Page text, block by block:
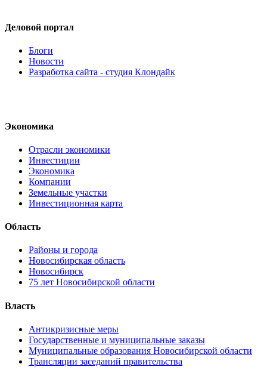
Деловой портал
Блоги
Новости
Разработка сайта - студия Клондайк
Экономика
Отрасли экономики
Инвестиции
Экономика
Компании
Земельные участки
Инвестиционная карта
Область
Районы и города
Новосибирская область
Новосибирск
75 лет Новосибирской области
Власть
Антикризисные меры
Государственные и муниципальные заказы
Муниципальные образования Новосибирской области
Трансляции заседаний правительства